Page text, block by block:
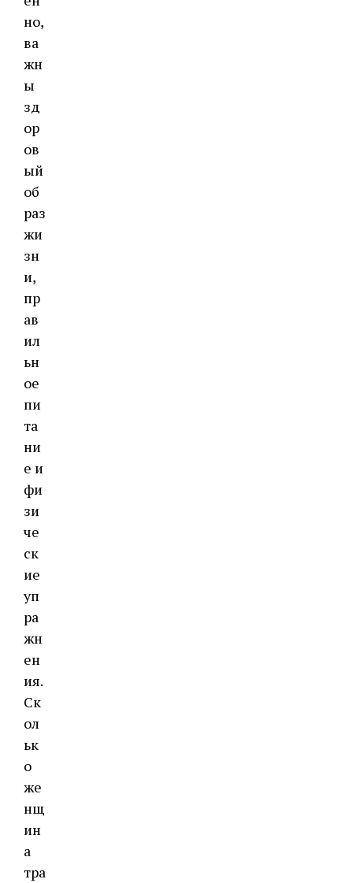
но,
ва
жн
ы
зд
ор
ов
ый
об
раз
жи
зн
и,
пр
ав
ил
ьн
ое
пи
та
ни
е и
фи
зи
че
ск
ие
уп
ра
жн
ен
ия.
Ск
ол
ьк
о
же
нщ
ин
а
тра